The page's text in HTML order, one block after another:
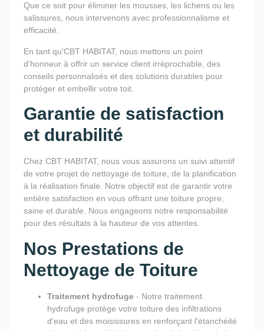
Que ce soit pour éliminer les mousses, les lichens ou les
salissures, nous intervenons avec professionnalisme et
efficacité.
En tant qu'CBT HABITAT, nous mettons un point
d'honneur à offrir un service client irréprochable, des
conseils personnalisés et des solutions durables pour
protéger et embellir votre toit.
Garantie de satisfaction
et durabilité
Chez CBT HABITAT, nous vous assurons un suivi attentif
de votre projet de nettoyage de toiture, de la planification
à la réalisation finale. Notre objectif est de garantir votre
entière satisfaction en vous offrant une toiture propre,
saine et durable. Nous engageons notre responsabilité
pour des résultats à la hauteur de vos attentes.
Nos Prestations de
Nettoyage de Toiture
Traitement hydrofuge - Notre traitement
hydrofuge protège votre toiture des infiltrations
d'eau et des moisissures en renforçant l'étanchéité